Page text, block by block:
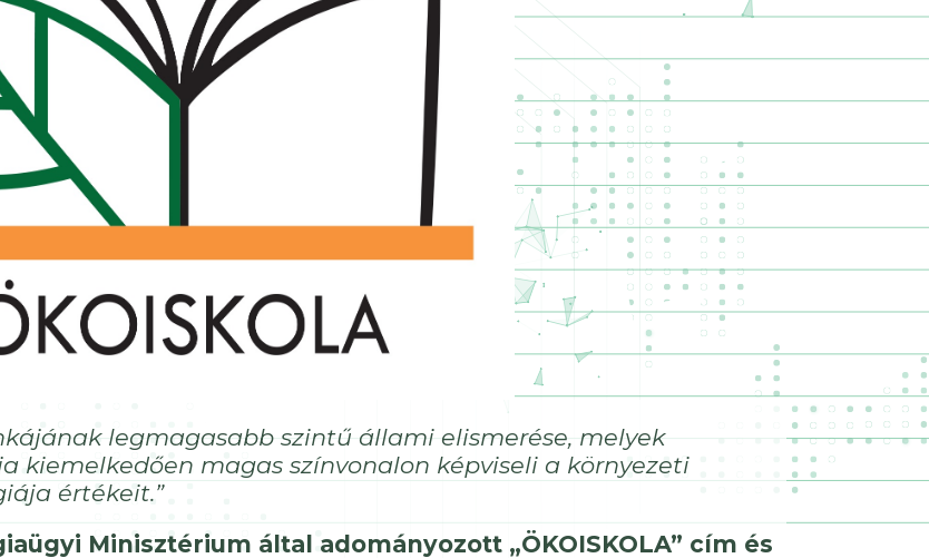
legmagasabb szintű állami elismerése, melyek
kiemelkedően magas színvonalon képviseli a környezeti
értékeit.”
Minisztérium által adományozott „ÖKOISKOLA” cím és